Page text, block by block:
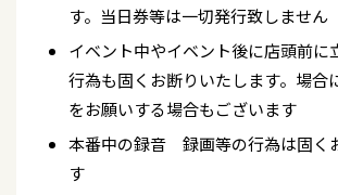
す。当日券等は一切発行致しません
イベント中やイベント後に店頭前に
行為も固くお断りいたします。場合
をお願いする場合もございます
本番中の録音 録画等の行為は固く
す